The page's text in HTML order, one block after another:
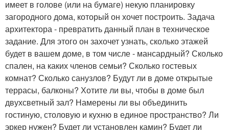
имеет в голове (или на бумаге) некую планировку
загородного дома, который он хочет построить. Задача
архитектора - превратить данный план в техническое
задание. Для этого он захочет узнать, сколько этажей
будет в вашем доме, в том числе - мансардный? Сколько
спален, на каких членов семьи? Сколько гостевых
комнат? Сколько санузлов? Будут ли в доме открытые
террасы, балконы? Хотите ли вы, чтобы в доме был
двухсветный зал? Намерены ли вы объединить
гостиную, столовую и кухню в единое пространство? Ли
эркер нужен? Будет ли установлен камин? Будет ли